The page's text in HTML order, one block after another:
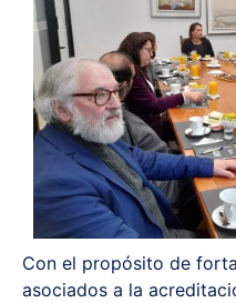
Contáctanos
Con el propósito de
asociados a la